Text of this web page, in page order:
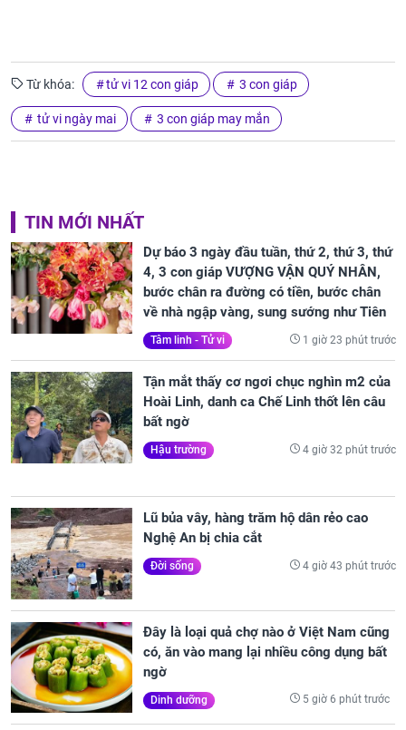
Từ khóa: tử vi 12 con giáp 3 con giáp
tử vi ngày mai 3 con giáp may mắn
TIN MỚI NHẤT
Dự báo 3 ngày đầu tuần, thứ 2, thứ 3, thứ
4, 3 con giáp VƯỢNG VẬN QUÝ NHÂN,
bước chân ra đường có tiền, bước chân
về nhà ngập vàng, sung sướng như Tiên
Tâm linh - Tử vi 1 giờ 23 phút trước
Tận mắt thấy cơ ngơi chục nghìn m2 của
Hoài Linh, danh ca Chế Linh thốt lên câu
bất ngờ
Hậu trường 4 giờ 32 phút trước
Lũ bủa vây, hàng trăm hộ dân rẻo cao
Nghệ An bị chia cắt
Đời sống 4 giờ 43 phút trước
Đây là loại quả chợ nào ở Việt Nam cũng
có, ăn vào mang lại nhiều công dụng bất
ngờ
Dinh dưỡng 5 giờ 6 phút trước